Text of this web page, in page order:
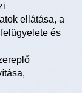
ellátása, a
és